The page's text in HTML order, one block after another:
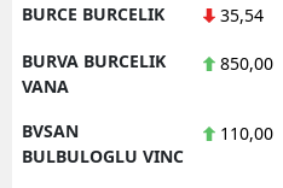
BURCE BURCELIK 35,54
BURVA BURCELIK
VANA
850,00
BVSAN
BULBULOGLU VINC
110,00